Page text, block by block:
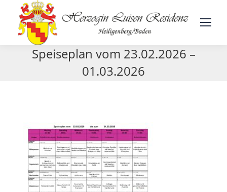
Speiseplan vom 23.02.2026 –
01.03.2026